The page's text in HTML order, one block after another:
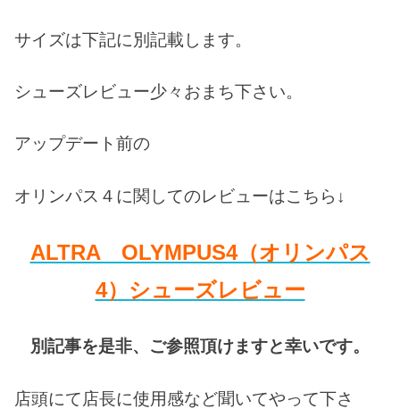
サイズは下記に別記載します。
シューズレビュー少々おまち下さい。
アップデート前の
オリンパス４に関してのレビューはこちら↓
ALTRA OLYMPUS4（オリンパス
4）シューズレビュー
別記事を是非、ご参照頂けますと幸いです。
店頭にて店長に使用感など聞いてやって下さ